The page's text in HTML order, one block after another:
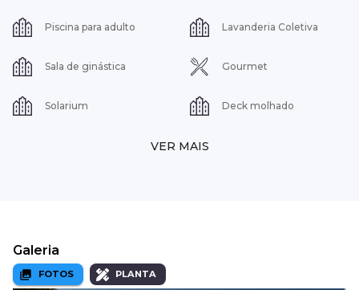
Piscina para adulto Lavanderia Coletiva
Sala de ginástica Gourmet
Solarium Deck molhado
VER MAIS
Galeria
FOTOS PLANTA